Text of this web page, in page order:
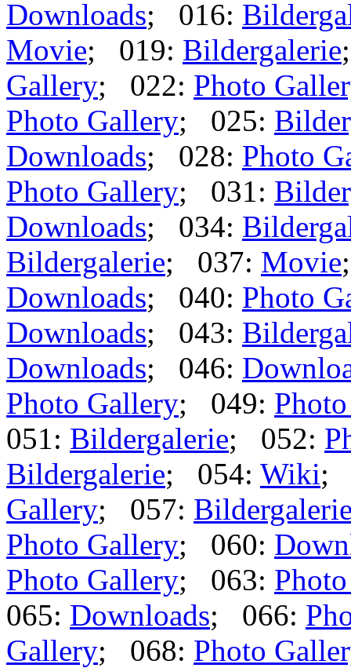
Downloads; 016:
Movie; 019: Bildergalerie
Gallery; 022: Photo
Photo Gallery; 025:
Downloads; 028: Photo
Photo Gallery; 031:
Downloads; 034:
Bildergalerie; 037: Movie
Downloads; 040: Photo
Downloads; 043:
Downloads; 046:
Photo Gallery; 049:
051: Bildergalerie; 052:
Bildergalerie; 054: Wiki;
Gallery; 057:
Photo Gallery; 060:
Photo Gallery; 063:
065: Downloads; 066:
Gallery; 068: Photo